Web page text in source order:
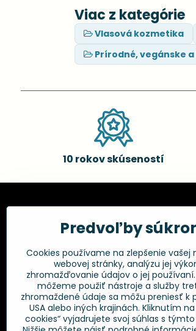
Viac z kategórie
Vlasová kozmetika
Prírodné, vegánske
10 rokov skúseností
Kadernícke potreby, s.r.o.
Fakturačné údaje:
Kadernícke potreby, s.r.o.
Klincová 37
821 08 Bratislava
+421 948 014 333
Predvoľby
Cookies používame na zlepšenie vašej
webovej stránky, analýzu jej
zhromažďovanie údajov o jej
môžeme použiť nástroje a služby
zhromaždené údaje sa môžu preniesť k
USA alebo iných krajinách. Kliknutím
cookies“ vyjadrujete svoj súhlas s